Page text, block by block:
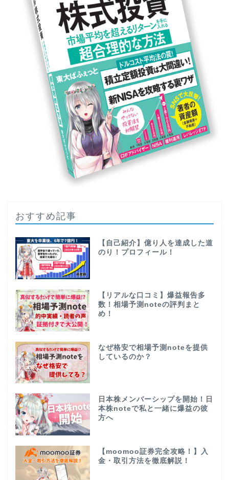
おすすめ記事
【自己紹介】億り人を達成した道
のり！プロフィール！
【リアルな口コミ】爆益報告多
数！相場予測noteの評判まと
め！
なぜ格安で相場予測noteを提供
しているのか？
日本株メンバーシップを開始！日
本株noteで私と一緒に爆益の彼
方へ
【moomoo証券完全攻略！】入
金・取引方法を徹底解説！